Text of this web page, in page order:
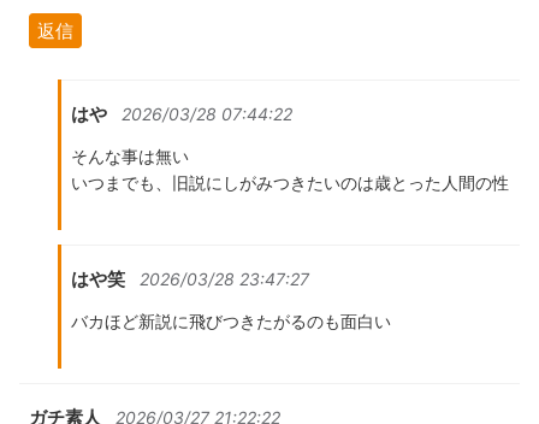
返信
はや 2026/03/28 07:44:22
そんな事は無い
いつまでも、旧説にしがみつきたいのは歳とった人間の性
はや笑 2026/03/28 23:47:27
バカほど新説に飛びつきたがるのも面白い
ガチ素人 2026/03/27 21:22:22